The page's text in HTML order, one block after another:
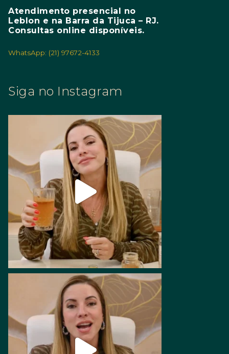
Atendimento presencial no
Leblon e na Barra da Tijuca – RJ.
Consultas online disponíveis.
WhatsApp: (21) 97672-4133
Siga no Instagram